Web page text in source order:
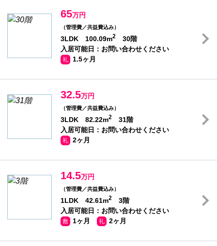
65万円
（管理費／共益費込み）
3LDK 100.09m2
30階
入居可能日：お問い合わせください
礼 1.5ヶ月
32.5万円
（管理費／共益費込み）
3LDK 82.22m2
31階
入居可能日：お問い合わせください
礼 2ヶ月
14.5万円
（管理費／共益費込み）
1LDK 42.61m2
3階
入居可能日：お問い合わせください
敷 1ヶ月 礼 2ヶ月